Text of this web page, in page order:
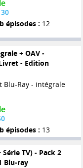
épisodes : 12
+ OAV -
- Edition
Blu-Ray - intégrale
épisodes : 13
TV) - Pack 2
Blu-ray